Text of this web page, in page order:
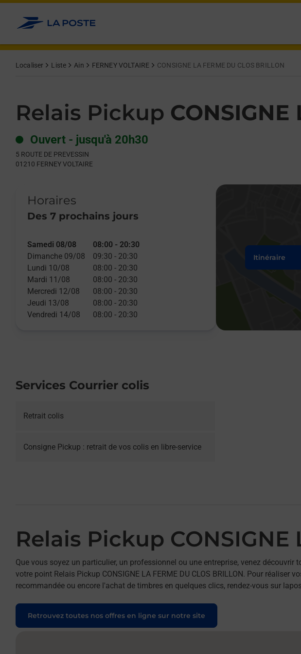
Allez au contenu
Localiser Liste Ain FERNEY VOLTAIRE CONSIGNE LA FERME DU CLOS BRILLON
Relais Pickup CONSIGNE
Ouvert - jusqu'à 20h30
5 ROUTE DE PREVESSIN
01210 FERNEY VOLTAIRE
Horaires
Des 7 prochains jours
Day of the WeekHours
Samedi 08/08 08:00 - 20:30
Dimanche 09/08
09:30 - 20:30
Lundi 10/08
08:00 - 20:30
Mardi 11/08
08:00 - 20:30
Mercredi 12/08
08:00 - 20:30
Jeudi 13/08
08:00 - 20:30
Vendredi 14/08
08:00 - 20:30
Itinéraire
Services Courrier colis
Retrait colis
Consigne Pickup : retrait de vos colis en libre-service
Relais Pickup CONSIGNE
Que vous soyez un particulier, un professionnel ou une entreprise, venez découvrir
votre point Relais Pickup CONSIGNE LA FERME DU CLOS BRILLON. Pour réaliser
recommandée ou encore l'achat de timbres en quelques clics, rendez-vous sur
Retrouvez toutes nos offres en ligne sur notre site
Get directions to Relais Pickup at 5 ROUTE DE PREVESSIN FERNEY VOLTAIRE,
lien s'ouvre dans un nouvel onglet